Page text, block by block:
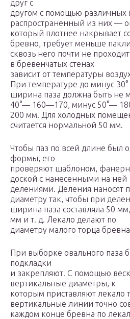
друг с
другом с помощью различных
распространенный из них —
который плотнее накрывает
бревно, требует меньше
сквозь него почти не
в бревенчатых стенах
зависит от температуры
При температуре до минус 30°
ширина паза должна быть не
40°— 160—170, минус 50°—
200 мм. Для холодных
считается нормальной 50 мм.
Чтобы паз по всей длине был
формы, его
проверяют шаблоном,
доской с нанесенными на ней
делениями. Деления наносят
диаметру так, чтобы при
ширина паза составляла 50
мм и т. д. Лекало делают по
диаметру малого торца
При выборке овального паза
подкладки
и закрепляют. С помощью
вертикальные диаметры, к
которым приставляют лекало
вертикальные линии точно
каждом конце бревна по